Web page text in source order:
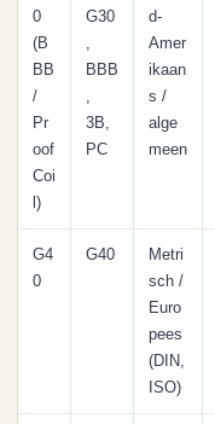
0
(B
BB
/
Pr
oof
Coi
l)
G30
,
BBB
,
3B,
PC
d-
Amer
ikaan
s /
alge
meen
G4
0
G40
Metri
sch /
Euro
pees
(DIN,
ISO)